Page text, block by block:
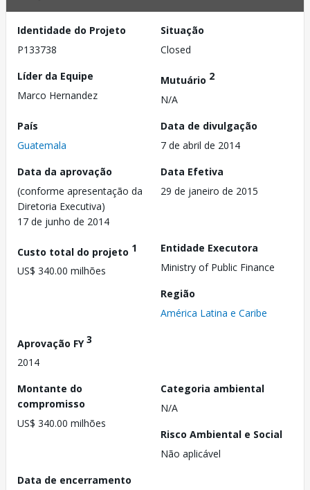
Identidade do Projeto
P133738
Situação
Closed
Líder da Equipe
Marco Hernandez
Mutuário 2
N/A
País
Guatemala
Data de divulgação
7 de abril de 2014
Data da aprovação
(conforme apresentação da
Diretoria Executiva)
17 de junho de 2014
Data Efetiva
29 de janeiro de 2015
Custo total do projeto 1
US$ 340.00 milhões
Entidade Executora
Ministry of Public Finance
Região
América Latina e Caribe
Aprovação FY3
2014
Montante do
compromisso
US$ 340.00 milhões
Categoria ambiental
N/A
Risco Ambiental e Social
Não aplicável
Data de encerramento